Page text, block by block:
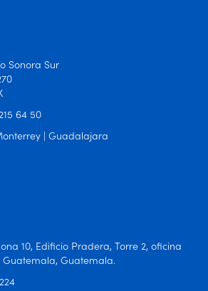
Sonora Sur
64 50
| Guadalajara
10, Edificio Pradera, Torre 2, oficina
Guatemala, Guatemala.